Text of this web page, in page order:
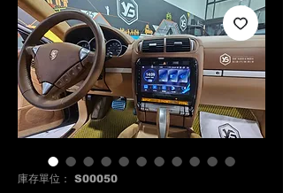
庫存單位： S00050